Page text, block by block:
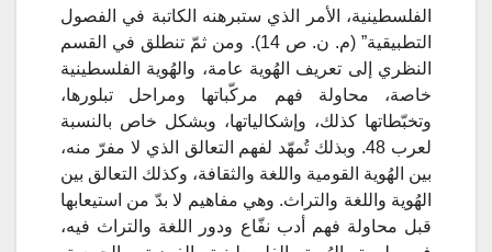
الفلسطينية، الأمر الذي ستبرهنه الكاتبة في الفصول
التطبيقية” (م. ن. ص 14). ومن ثمّ تنطلق في القسم
النظري إلى تعريف الهُوية عامة، والهُوية الفلسطينية
خاصة، محاولة فهم مركّباتها ومراحل تبلورها،
وتخبّطاتها كذلك، وإشكالياتها، وبشكل خاص بالنسبة
لعرب 48. وبذلك تُمهّد لفهم التعالق الذي لا مفرّ منه،
بين الهُوية القومية واللغة والثقافة، وكذلك التعالق بين
الهُوية واللغة والتراث. وهي مفاهيم لا بدّ من استيعابها
قبل محاولة فهم أدب نفّاع ودور اللغة والتراث فيه،